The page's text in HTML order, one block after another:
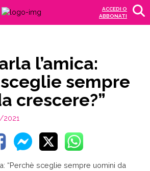
ACCEDI O
ABBONATI
l’amica:
sempre
crescere?”
2021